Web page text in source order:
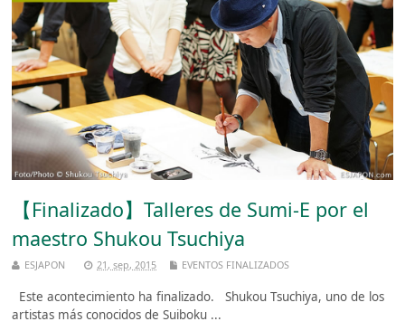
【Finalizado】Talleres de Sumi-E por el
maestro Shukou Tsuchiya
ESJAPON 21, sep, 2015 EVENTOS FINALIZADOS
Este acontecimiento ha finalizado. Shukou Tsuchiya, uno de los
artistas más conocidos de Suiboku ...